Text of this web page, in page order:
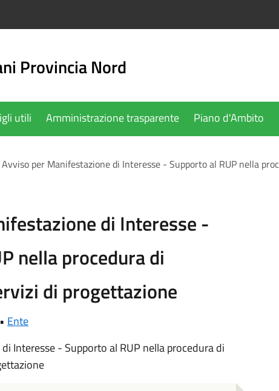
Provincia Nord
utili Amministrazione trasparente Piano d'Ambito
Avviso per Manifestazione di Interesse - Supporto al RUP nella
di Interesse -
nella procedura di
di progettazione
Ente
Interesse - Supporto al RUP nella procedura di